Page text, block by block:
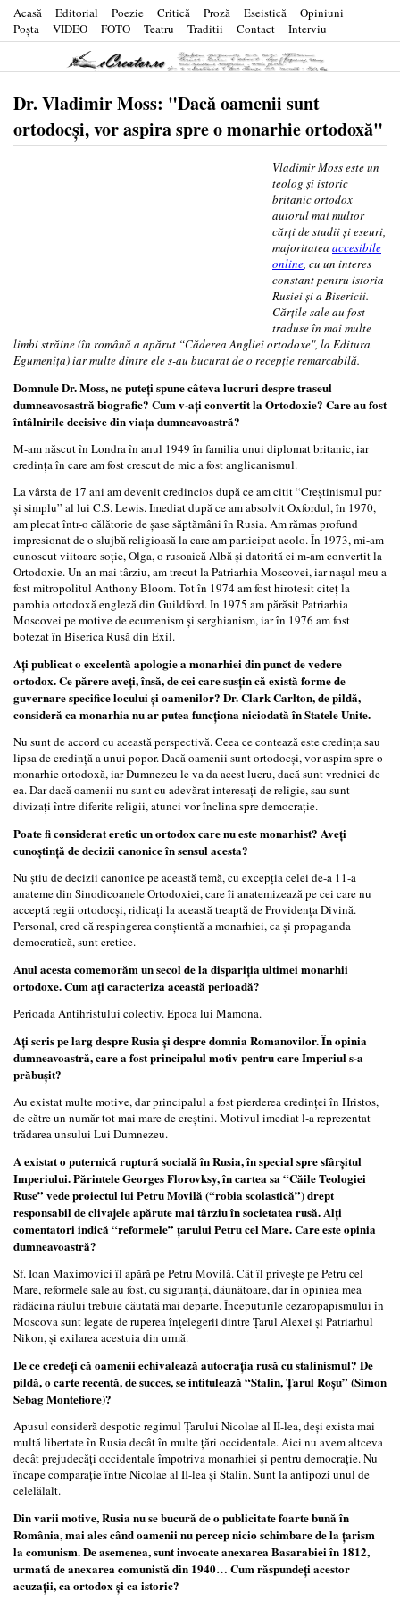
Acasă Editorial Poezie Critică Proză Eseistică
Opiniuni
Poşta
VIDEO FOTO Teatru Traditii Contact Interviu
Dr. Vladimir Moss: "Dacă oamenii sunt
ortodocși, vor aspira spre o monarhie ortodoxă"
Vladimir Moss este un
teolog și istoric
britanic ortodox
autorul mai multor
cărți de studii și eseuri,
majoritatea accesibile
online, cu un interes
constant pentru istoria
Rusiei și a Bisericii.
Cărțile sale au fost
traduse în mai multe
limbi străine (în română a apărut “Căderea Angliei ortodoxe", la Editura
Egumenița) iar multe dintre ele s-au bucurat de o recepție remarcabilă.
Domnule Dr. Moss, ne puteți spune câteva lucruri despre traseul
dumneavosastră biografic? Cum v-ați convertit la Ortodoxie? Care au fost
întâlnirile decisive din viața dumneavoastră?
M-am născut în Londra în anul 1949 în familia unui diplomat britanic, iar
credința în care am fost crescut de mic a fost anglicanismul.
La vârsta de 17 ani am devenit credincios după ce am citit “Creștinismul pur
și simplu” al lui C.S. Lewis. Imediat după ce am absolvit Oxfordul, în 1970,
am plecat într-o călătorie de șase săptămâni în Rusia. Am rămas profund
impresionat de o slujbă religioasă la care am participat acolo. În 1973, mi-am
cunoscut viitoare soție, Olga, o rusoaică Albă și datorită ei m-am convertit la
Ortodoxie. Un an mai târziu, am trecut la Patriarhia Moscovei, iar nașul meu a
fost mitropolitul Anthony Bloom. Tot în 1974 am fost hirotesit citeț la
parohia ortodoxă engleză din Guildford. În 1975 am părăsit Patriarhia
Moscovei pe motive de ecumenism și serghianism, iar în 1976 am fost
botezat în Biserica Rusă din Exil.
Ați publicat o excelentă apologie a monarhiei din punct de vedere
ortodox. Ce părere aveți, însă, de cei care susțin că există forme de
guvernare specifice locului și oamenilor? Dr. Clark Carlton, de pildă,
consideră ca monarhia nu ar putea funcționa niciodată în Statele Unite.
Nu sunt de accord cu această perspectivă. Ceea ce contează este credința sau
lipsa de credință a unui popor. Dacă oamenii sunt ortodocși, vor aspira spre o
monarhie ortodoxă, iar Dumnezeu le va da acest lucru, dacă sunt vrednici de
ea. Dar dacă oamenii nu sunt cu adevărat interesați de religie, sau sunt
divizați între diferite religii, atunci vor înclina spre democrație.
Poate fi considerat eretic un ortodox care nu este monarhist? Aveți
cunoștință de decizii canonice în sensul acesta?
Nu știu de decizii canonice pe această temă, cu excepția celei de-a 11-a
anateme din Sinodicoanele Ortodoxiei, care îi anatemizează pe cei care nu
acceptă regii ortodocși, ridicați la această treaptă de Providența Divină.
Personal, cred că respingerea conștientă a monarhiei, ca și propaganda
democratică, sunt eretice.
Anul acesta comemorăm un secol de la dispariția ultimei monarhii
ortodoxe. Cum ați caracteriza această perioadă?
Perioada Antihristului colectiv. Epoca lui Mamona.
Ați scris pe larg despre Rusia și despre domnia Romanovilor. În opinia
dumneavoastră, care a fost principalul motiv pentru care Imperiul s-a
prăbușit?
Au existat multe motive, dar principalul a fost pierderea credinței în Hristos,
de către un număr tot mai mare de creștini. Motivul imediat l-a reprezentat
trădarea unsului Lui Dumnezeu.
A existat o puternică ruptură socială în Rusia, în special spre sfârșitul
Imperiului. Părintele Georges Florovksy, în cartea sa “Căile Teologiei
Ruse” vede proiectul lui Petru Movilă (“robia scolastică”) drept
responsabil de clivajele apărute mai târziu în societatea rusă. Alți
comentatori indică “reformele” țarului Petru cel Mare. Care este opinia
dumneavoastră?
Sf. Ioan Maximovici îl apără pe Petru Movilă. Cât îl privește pe Petru cel
Mare, reformele sale au fost, cu siguranță, dăunătoare, dar în opiniea mea
rădăcina răului trebuie căutată mai departe. Începuturile cezaropapismului în
Moscova sunt legate de ruperea înțelegerii dintre Țarul Alexei și Patriarhul
Nikon, și exilarea acestuia din urmă.
De ce credeți că oamenii echivalează autocrația rusă cu stalinismul? De
pildă, o carte recentă, de succes, se intitulează “Stalin, Țarul Roșu” (Simon
Sebag Montefiore)?
Apusul consideră despotic regimul Țarului Nicolae al II-lea, deși exista mai
multă libertate în Rusia decât în multe țări occidentale. Aici nu avem altceva
decât prejudecăți occidentale împotriva monarhiei și pentru democrație. Nu
încape comparație între Nicolae al II-lea și Stalin. Sunt la antipozi unul de
celelălalt.
Din varii motive, Rusia nu se bucură de o publicitate foarte bună în
România, mai ales când oamenii nu percep nicio schimbare de la țarism
la comunism. De asemenea, sunt invocate anexarea Basarabiei în 1812,
urmată de anexarea comunistă din 1940… Cum răspundeți acestor
acuzații, ca ortodox și ca istoric?